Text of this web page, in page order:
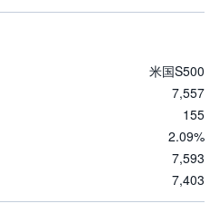
米国S500
7,557
155
2.09%
7,593
7,403